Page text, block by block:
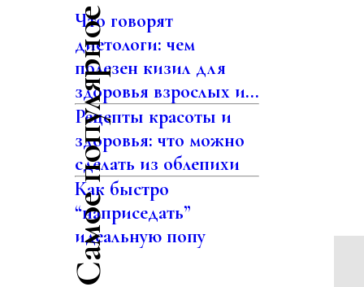
Самое популярное
Что говорят
диетологи: чем
полезен кизил для
здоровья взрослых и...
Рецепты красоты и
здоровья: что можно
сделать из облепихи
Как быстро
“наприседать”
идеальную попу